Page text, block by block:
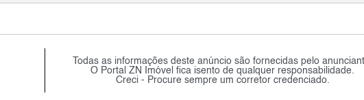
Todas as informações deste anúncio são fornecidas pelo
O Portal ZN Imóvel fica isento de qualquer responsabilidade.
Creci - Procure sempre um corretor credenciado.